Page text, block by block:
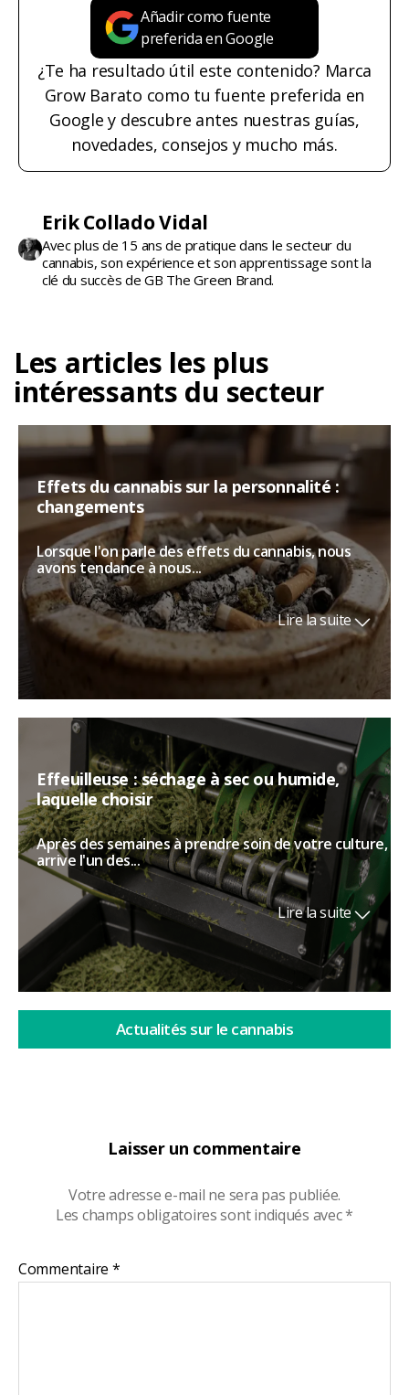
Añadir como fuente
preferida en Google
¿Te ha resultado útil este contenido? Marca
Grow Barato como tu fuente preferida en
Google y descubre antes nuestras guías,
novedades, consejos y mucho más.
Erik Collado Vidal
Avec plus de 15 ans de pratique dans le secteur du
cannabis, son expérience et son apprentissage sont la
clé du succès de GB The Green Brand.
Laisser un commentaire
Votre adresse e-mail ne sera pas publiée.
Les champs obligatoires sont indiqués avec*
Commentaire *
Les articles les plus
intéressants du secteur
Effets du cannabis sur la personnalité :
changements
Lorsque l'on parle des effets du cannabis, nous
avons tendance à nous...
Lire la suite
Effeuilleuse : séchage à sec ou humide,
laquelle choisir
Après des semaines à prendre soin de votre culture,
arrive l'un des...
Lire la suite
Actualités sur le cannabis